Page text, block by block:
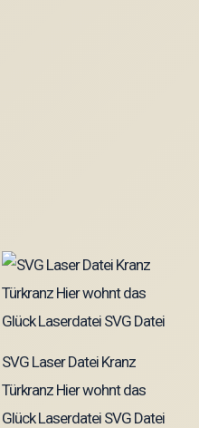
SVG Laser Datei Kranz
Türkranz Hier wohnt das
Glück Laserdatei SVG Datei